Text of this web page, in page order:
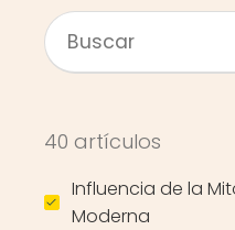
40 artículos
Influencia de la
Moderna